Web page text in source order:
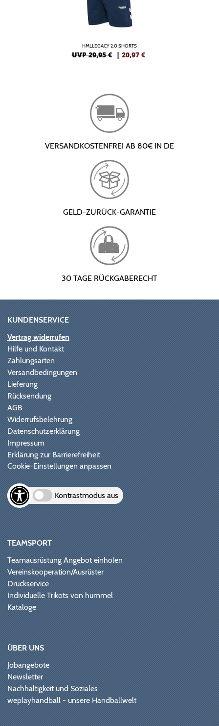
HMLLEGACY 2.0 SHORTS
UVP 29,95 € | 20,97 €
VERSANDKOSTENFREI AB 80€ IN DE
GELD-ZURÜCK-GARANTIE
30 TAGE RÜCKGABERECHT
KUNDENSERVICE
Vertrag widerrufen
Hilfe und Kontakt
Zahlungsarten
Versandbedingungen
Lieferung
Rücksendung
AGB
Widerrufsbelehrung
Datenschutzerklärung
Impressum
Erklärung zur Barrierefreiheit
Cookie-Einstellungen anpassen
Kontrastmodus aus
TEAMSPORT
Teamausrüstung Angebot einholen
Vereinskooperation/Ausrüster
Druckservice
Individuelle Trikots von hummel
Kataloge
ÜBER UNS
Jobangebote
Newsletter
Nachhaltigkeit und Soziales
weplayhandball - unsere Handballwelt